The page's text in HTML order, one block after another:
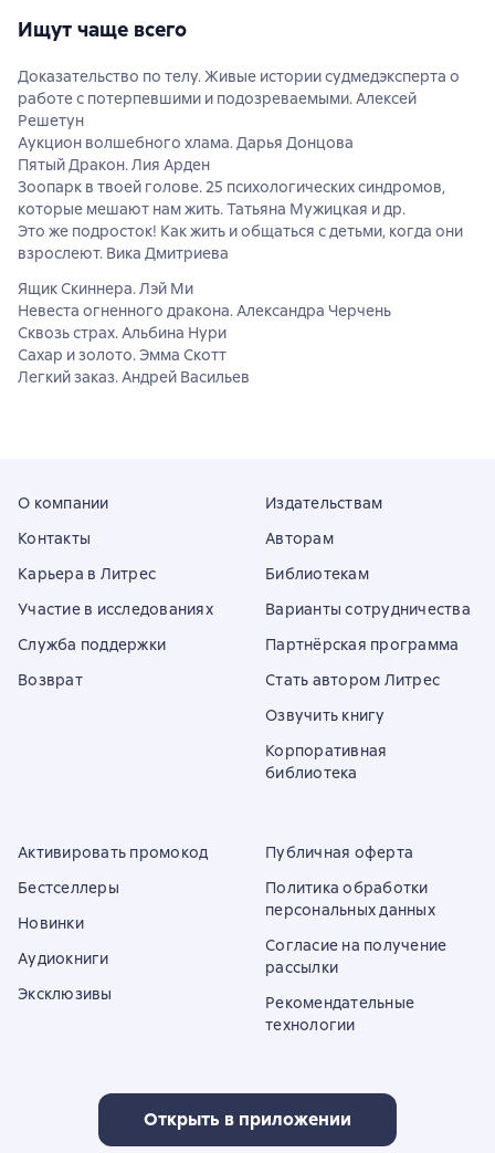
Ищут чаще всего
Доказательство по телу. Живые истории судмедэксперта о
работе с потерпевшими и подозреваемыми. Алексей
Решетун
Аукцион волшебного хлама. Дарья Донцова
Пятый Дракон. Лия Арден
Зоопарк в твоей голове. 25 психологических синдромов,
которые мешают нам жить. Татьяна Мужицкая и др.
Это же подросток! Как жить и общаться с детьми, когда они
взрослеют. Вика Дмитриева
Ящик Скиннера. Лэй Ми
Невеста огненного дракона. Александра Черчень
Сквозь страх. Альбина Нури
Сахар и золото. Эмма Скотт
Легкий заказ. Андрей Васильев
О компании
Контакты
Карьера в Литрес
Участие в исследованиях
Служба поддержки
Возврат
Издательствам
Авторам
Библиотекам
Варианты сотрудничества
Партнёрская программа
Стать автором Литрес
Озвучить книгу
Корпоративная
библиотека
Активировать промокод
Бестселлеры
Новинки
Аудиокниги
Эксклюзивы
Публичная оферта
Политика обработки
персональных данных
Согласие на получение
рассылки
Рекомендательные
технологии
Открыть в приложении